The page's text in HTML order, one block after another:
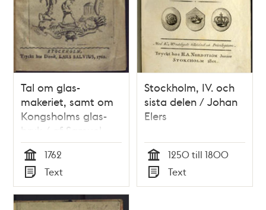
Tal om glas-
makeriet, samt om
Kongsholms glas-
bruk / af Samuel
Schultze
Tid
1762
Typ
Text
Stockholm, IV. och
sista delen / Johan
Elers
Tid
1250 till 1800
Typ
Text